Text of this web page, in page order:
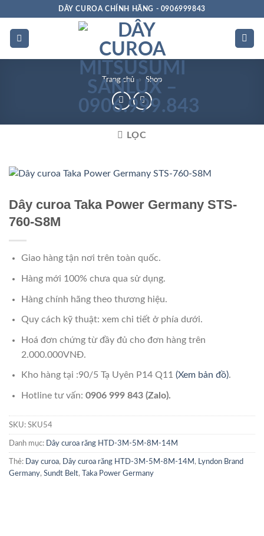
dung
DÂY CUROA CHÍNH HÃNG - 0906999843
Trang chủ » Shop
LỌC
Dây curoa Taka Power Germany STS-
760-S8M
Giao hàng tận nơi trên toàn quốc.
Hàng mới 100% chưa qua sử dụng.
Hàng chính hãng theo thương hiệu.
Quy cách kỹ thuật: xem chi tiết ở phía dưới.
Hoá đơn chứng từ đầy đủ cho đơn hàng trên
2.000.000VNĐ.
Kho hàng tại :90/5 Tạ Uyên P14 Q11 (Xem bản đồ).
Hotline tư vấn: 0906 999 843 (Zalo).
SKU: SKU54
Danh mục: Dây curoa răng HTD-3M-5M-8M-14M
Thẻ: Day curoa, Dây curoa răng HTD-3M-5M-8M-14M ,
Lyndon Brand
Germany, Sundt Belt, Taka Power Germany